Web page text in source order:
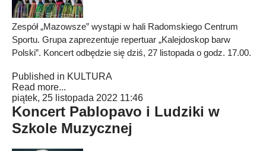
Zespół „Mazowsze” wystąpi w hali Radomskiego Centrum
Sportu. Grupa zaprezentuje repertuar „Kalejdoskop barw
Polski”. Koncert odbędzie się dziś, 27 listopada o godz. 17.00.
Published in KULTURA
Read more...
piątek, 25 listopada 2022 11:46
Koncert Pablopavo i Ludziki w
Szkole Muzycznej